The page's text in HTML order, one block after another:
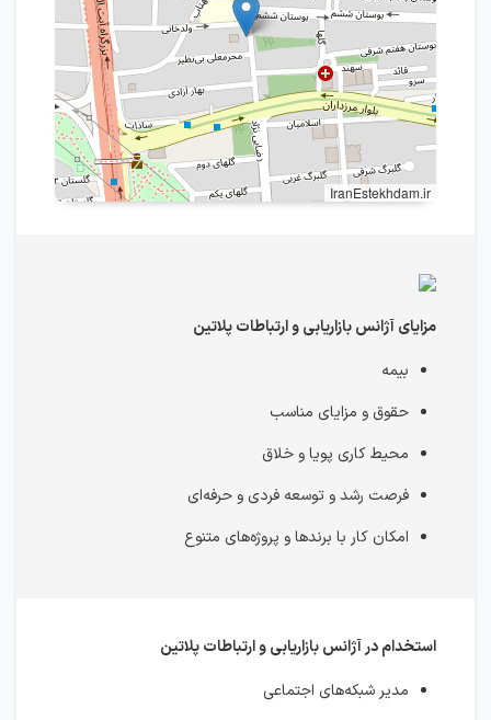
IranEstekhdam.ir
مزایای آژانس بازاریابی و ارتباطات پلاتین
بیمه
حقوق و مزایای مناسب
محیط کاری پویا و خلاق
فرصت رشد و توسعه فردی و حرفه‌ای
امکان کار با برندها و پروژه‌های متنوع
استخدام در آژانس بازاریابی و ارتباطات پلاتین
مدیر شبکه‌های اجتماعی